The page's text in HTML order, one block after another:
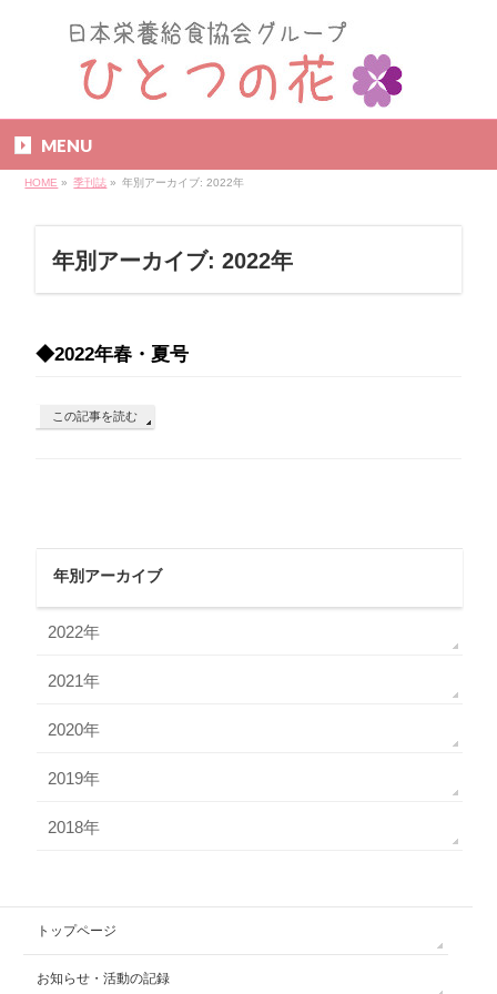
MENU
HOME » 季刊誌 » 年別アーカイブ: 2022年
年別アーカイブ: 2022年
◆2022年春・夏号
この記事を読む
年別アーカイブ
2022年
2021年
2020年
2019年
2018年
トップページ
お知らせ・活動の記録